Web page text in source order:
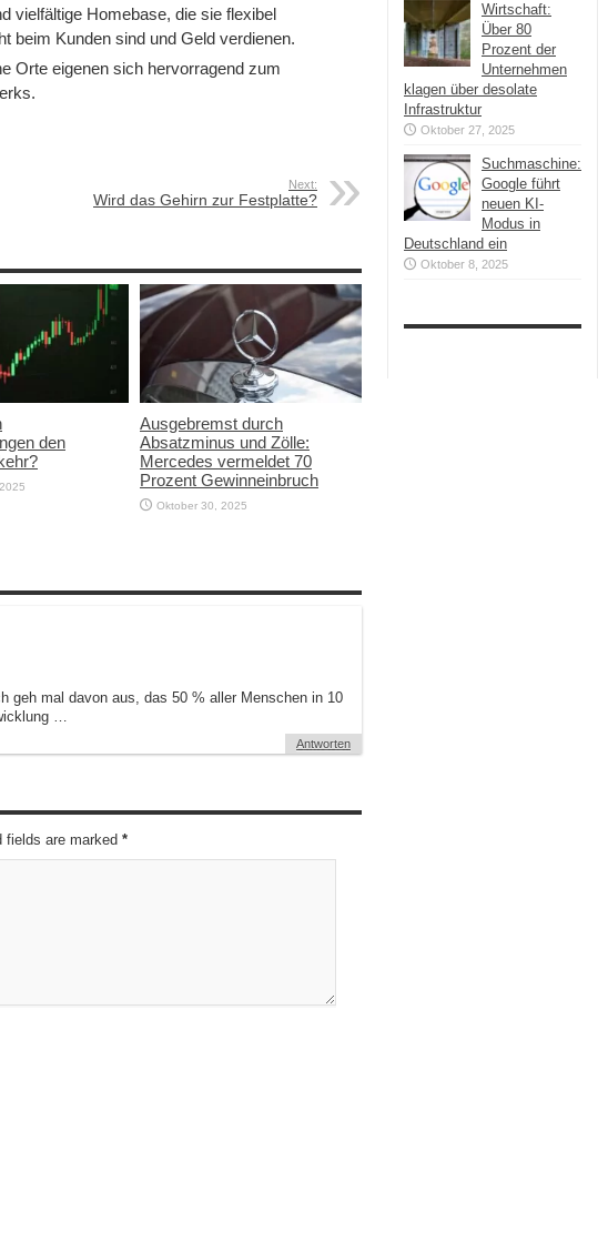
vielfältige Homebase, die sie flexibel
beim Kunden sind und Geld verdienen.
Orte eigenen sich hervorragend zum
Next:
Wird das Gehirn zur Festplatte?
den
Ausgebremst durch
Absatzminus und Zölle:
Mercedes vermeldet 70
Prozent Gewinneinbruch
Oktober 30, 2025
mal davon aus, das 50 % aller Menschen in 10
…
Antworten
fields are marked *
Wirtschaft:
Über 80
Prozent der
Unternehmen
klagen über desolate
Infrastruktur
Oktober 27, 2025
Suchmaschine:
Google führt
neuen KI-
Modus in
Deutschland ein
Oktober 8, 2025